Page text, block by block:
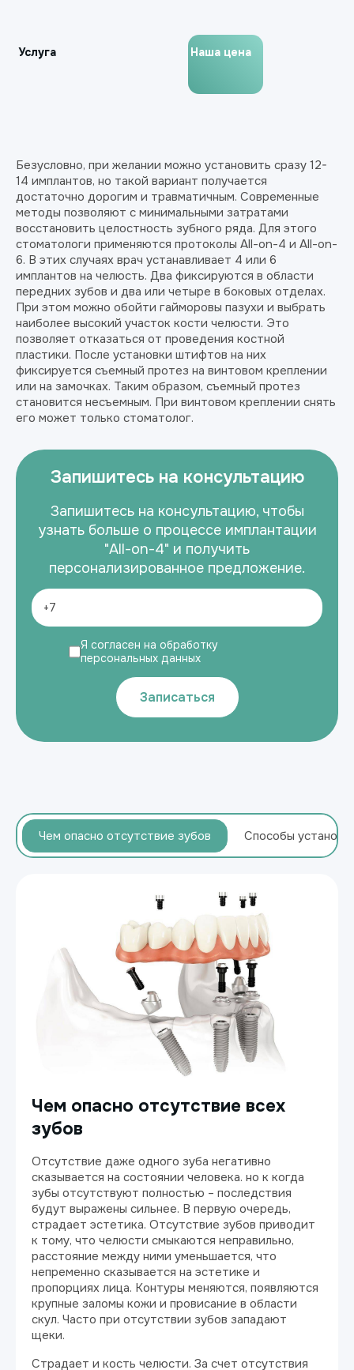
Услуга Наша цена
Безусловно, при желании можно установить сразу 12-
14 имплантов, но такой вариант получается
достаточно дорогим и травматичным. Современные
методы позволяют с минимальными затратами
восстановить целостность зубного ряда. Для этого
стоматологи применяются протоколы All-on-4 и All-on-
6. В этих случаях врач устанавливает 4 или 6
имплантов на челюсть. Два фиксируются в области
передних зубов и два или четыре в боковых отделах.
При этом можно обойти гайморовы пазухи и выбрать
наиболее высокий участок кости челюсти. Это
позволяет отказаться от проведения костной
пластики. После установки штифтов на них
фиксируется съемный протез на винтовом креплении
или на замочках. Таким образом, съемный протез
становится несъемным. При винтовом креплении снять
его может только стоматолог.
Запишитесь на консультацию
Запишитесь на консультацию, чтобы
узнать больше о процессе имплантации
"All-on-4" и получить
персонализированное предложение.
Я согласен на обработку
персональных данных
Записаться
Чем опасно отсутствие зубов Способы
Чем опасно отсутствие всех
зубов
Отсутствие даже одного зуба негативно
сказывается на состоянии человека. но к когда
зубы отсутствуют полностью – последствия
будут выражены сильнее. В первую очередь,
страдает эстетика. Отсутствие зубов приводит
к тому, что челюсти смыкаются неправильно,
расстояние между ними уменьшается, что
непременно сказывается на эстетике и
пропорциях лица. Контуры меняются, появляются
крупные заломы кожи и провисание в области
скул. Часто при отсутствии зубов западают
щеки.
Страдает и кость челюсти. За счет отсутствия